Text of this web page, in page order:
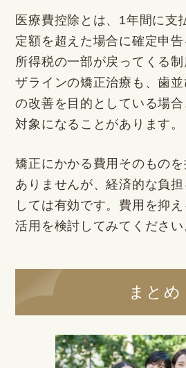
医療費控除とは、1年間に支
定額を超えた場合に確定申告
所得税の一部が戻ってくる
ザラインの矯正治療も、歯
の改善を目的としている場
対象になることがあります。
矯正にかかる費用そのもの
ありませんが、経済的な負
しては有効です。費用を抑
活用を検討してみてください
まとめ